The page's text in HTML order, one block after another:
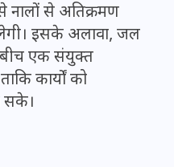
नालों से अतिक्रमण
इसके अलावा, जल
बीच एक संयुक्त
कार्यों को
सके।